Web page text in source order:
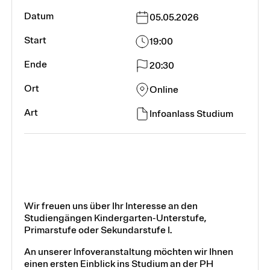
05.05.2026
19:00
20:30
Online
Infoanlass Studium
Wir freuen uns über Ihr Interesse an den
Studiengängen Kindergarten-Unterstufe,
Primarstufe oder Sekundarstufe I.
An unserer Infoveranstaltung möchten wir Ihnen
einen ersten Einblick ins Studium an der PH